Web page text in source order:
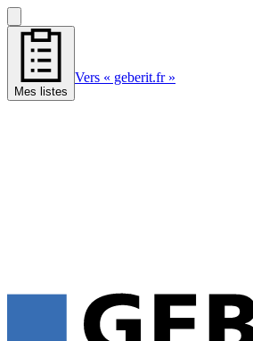
Mes listes
Vers « geberit.fr »